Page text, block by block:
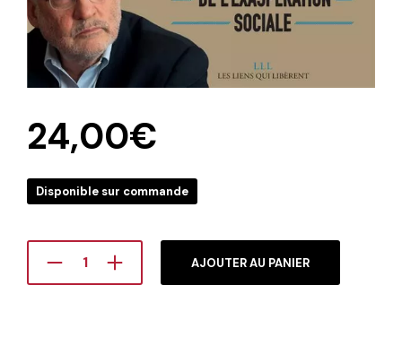
24,00€
Disponible sur commande
AJOUTER AU PANIER